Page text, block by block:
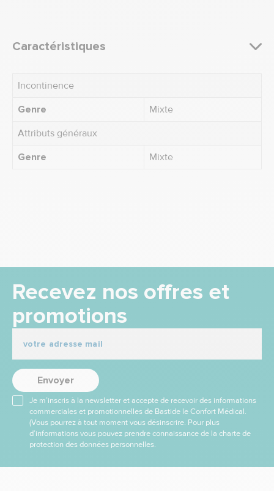
Caractéristiques
Incontinence
Genre
Mixte
Attributs généraux
Genre
Mixte
Recevez nos offres et
promotions
Envoyer
Je m’inscris à la newsletter et accepte de recevoir des informations
commerciales et promotionnelles de Bastide le Confort Médical.
(Vous pourrez à tout moment vous désinscrire. Pour plus
d’informations vous pouvez prendre connaissance de la charte de
protection des données personnelles.